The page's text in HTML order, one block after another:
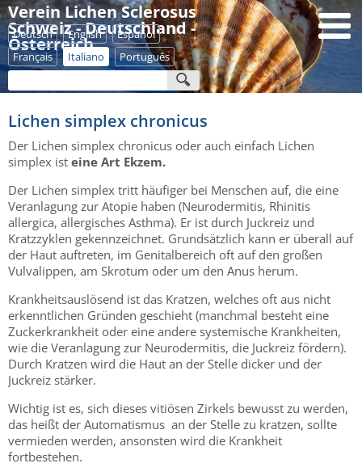
Verein Lichen Sclerosus
Schweiz - Deutschland -
Österreich
Deutsch English
Español
Français
Italiano Português
Lichen simplex chronicus
Der Lichen simplex chronicus oder auch einfach Lichen
simplex ist eine Art Ekzem.
Der Lichen simplex tritt häufiger bei Menschen auf, die eine
Veranlagung zur Atopie haben (Neurodermitis, Rhinitis
allergica, allergisches Asthma). Er ist durch Juckreiz und
Kratzzyklen gekennzeichnet. Grundsätzlich kann er überall auf
der Haut auftreten, im Genitalbereich oft auf den großen
Vulvalippen, am Skrotum oder um den Anus herum.
Krankheitsauslösend ist das Kratzen, welches oft aus nicht
erkenntlichen Gründen geschieht (manchmal besteht eine
Zuckerkrankheit oder eine andere systemische Krankheiten,
wie die Veranlagung zur Neurodermitis, die Juckreiz fördern).
Durch Kratzen wird die Haut an der Stelle dicker und der
Juckreiz stärker.
Wichtig ist es, sich dieses vitiösen Zirkels bewusst zu werden,
das heißt der Automatismus an der Stelle zu kratzen, sollte
vermieden werden, ansonsten wird die Krankheit
fortbestehen.